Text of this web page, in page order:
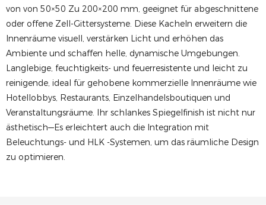
von von 50×50 Zu 200×200 mm, geeignet für abgeschnittene
oder offene Zell-Gittersysteme. Diese Kacheln erweitern die
Innenräume visuell, verstärken Licht und erhöhen das
Ambiente und schaffen helle, dynamische Umgebungen.
Langlebige, feuchtigkeits- und feuerresistente und leicht zu
reinigende, ideal für gehobene kommerzielle Innenräume wie
Hotellobbys, Restaurants, Einzelhandelsboutiquen und
Veranstaltungsräume. Ihr schlankes Spiegelfinish ist nicht nur
ästhetisch—Es erleichtert auch die Integration mit
Beleuchtungs- und HLK -Systemen, um das räumliche Design
zu optimieren.